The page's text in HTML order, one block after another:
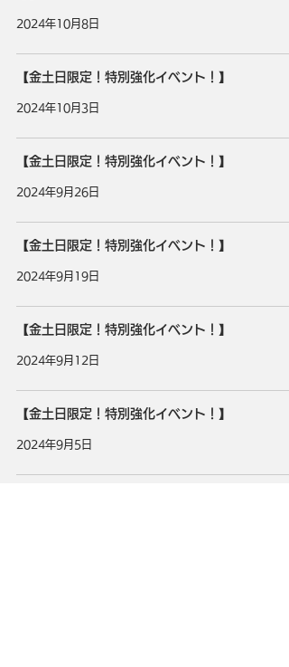
2024年10月8日
【金土日限定！特別強化イベント！】
2024年10月3日
【金土日限定！特別強化イベント！】
2024年9月26日
【金土日限定！特別強化イベント！】
2024年9月19日
【金土日限定！特別強化イベント！】
2024年9月12日
【金土日限定！特別強化イベント！】
2024年9月5日